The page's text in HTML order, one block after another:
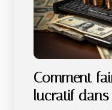
Comment
lucratif dans